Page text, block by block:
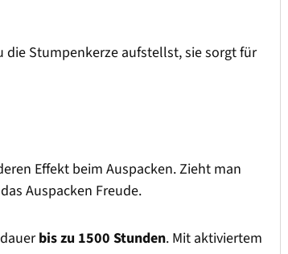
die Stumpenkerze aufstellst, sie sorgt für
Effekt beim Auspacken. Zieht man
Auspacken Freude.
bis zu 1500 Stunden. Mit aktiviertem